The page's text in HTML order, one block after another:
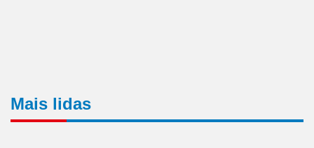
Mais lidas